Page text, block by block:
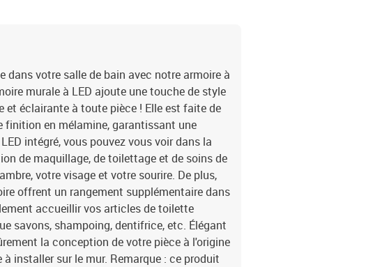
dans votre salle de bain avec notre armoire à
murale à LED ajoute une touche de style
et éclairante à toute pièce ! Elle est faite de
finition en mélamine, garantissant une
intégré, vous pouvez vous voir dans la
de maquillage, de toilettage et de soins de
votre visage et votre sourire. De plus,
offrent un rangement supplémentaire dans
accueillir vos articles de toilette
savons, shampoing, dentifrice, etc. Élégant
la conception de votre pièce à l'origine
installer sur le mur. Remarque : ce produit